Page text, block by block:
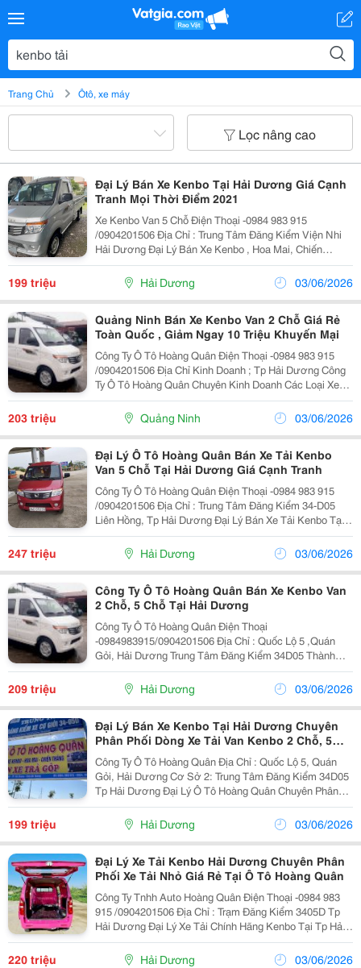
Trang Chủ Ôtô, xe máy
Lọc nâng cao
Đại Lý Bán Xe Kenbo Tại Hải Dương Giá Cạnh
Tranh Mọi Thời Điểm 2021
Xe Kenbo Van 5 Chỗ Điện Thoại -0984 983 915
/0904201506 Địa Chỉ : Trung Tâm Đăng Kiểm Viện Nhi
Hải Dương Đại Lý Bán Xe Kenbo , Hoa Mai, Chiến
Thắng Xe Tải Kenbo Van 5 Chỗ Đời 2022 Và Kenbo Van
2 Chỗ Đời 2022 Giá Cực Tốt Xe Rẻ Mà Lại Có Điều...
199 triệu Hải Dương 03/06/2026
Quảng Ninh Bán Xe Kenbo Van 2 Chỗ Giá Rẻ
Toàn Quốc , Giảm Ngay 10 Triệu Khuyến Mại
Công Ty Ô Tô Hoàng Quân Điện Thoại -0984 983 915
/0904201506 Địa Chỉ Kinh Doanh ; Tp Hải Dương Công
Ty Ô Tô Hoàng Quân Chuyên Kinh Doanh Các Loại Xe
Tải Kenbo Tải 990Kg, Tải 945Kg Loại Tải Van 2 Chỗ ,
Tải 680Kg Loại 5 Chỗ Xe Kenbo Van 2 Chỗ...
203 triệu Quảng Ninh 03/06/2026
Đại Lý Ô Tô Hoàng Quân Bán Xe Tải Kenbo
Van 5 Chỗ Tại Hải Dương Giá Cạnh Tranh
Công Ty Ô Tô Hoàng Quân Điện Thoại -0984 983 915
/0904201506 Địa Chỉ : Trung Tâm Đăng Kiểm 34-D05
Liên Hồng, Tp Hải Dương Đại Lý Bán Xe Tải Kenbo Tại
Hải Dương Chuyên Kinh Doanh Các Dòng Xe Ô Tô , Xe
Tải Thùng, Xe Tải Van Xe Ô Tô Kenbo Một...
247 triệu Hải Dương 03/06/2026
Công Ty Ô Tô Hoàng Quân Bán Xe Kenbo Van
2 Chỗ, 5 Chỗ Tại Hải Dương
Công Ty Ô Tô Hoàng Quân Điện Thoại
-0984983915/0904201506 Địa Chỉ : Quốc Lộ 5 ,Quán
Gỏi, Hải Dương Trung Tâm Đăng Kiểm 34D05 Thành
Phố Hải Dương Đại Lý Xe Tải Kenbo Tại Hải Dương ,
Chuyên Mua Bán Trao Đổi Phân Phối Dòng Xe Tải Nhỏ
Kenbo Tại Hải Dương...
209 triệu Hải Dương 03/06/2026
Đại Lý Bán Xe Kenbo Tại Hải Dương Chuyên
Phân Phối Dòng Xe Tải Van Kenbo 2 Chỗ, 5
Chỗ, Tải Thùng Kenbo 990Kg Và Thùng Kín
Kenbo
Công Ty Ô Tô Hoàng Quân Địa Chỉ : Quốc Lộ 5, Quán
Gỏi, Hải Dương Cơ Sở 2: Trung Tâm Đăng Kiểm 34D05
Tp Hải Dương Đại Lý Ô Tô Hoàng Quân Chuyên Phân
Phối Dòng Xe Tải Kenbo Loại 2 Chỗ, 5 Chỗ, Kenbo Tải
Thùng 990Kg, Kenbo Tải 900Kg , Kenbo Thùng...
199 triệu Hải Dương 03/06/2026
Đại Lý Xe Tải Kenbo Hải Dương Chuyên Phân
Phối Xe Tải Nhỏ Giá Rẻ Tại Ô Tô Hoàng Quân
Công Ty Tnhh Auto Hoàng Quân Điện Thoại -0984 983
915 /0904201506 Địa Chỉ : Trạm Đăng Kiểm 3405D Tp
Hải Dương Đại Lý Xe Tải Chính Hãng Kenbo Tại Tp Hải
Dương Chuyên Phân Phối Dòng Xe Tải Nhỏ Xe Tải
Kenbo Van 2 Chỗ, Xe Tải Kenbo Van 5 Chỗ, Xe...
220 triệu Hải Dương 03/06/2026